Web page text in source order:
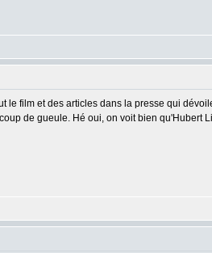
film et des articles dans la presse qui
de gueule. Hé oui, on voit bien qu'Hubert